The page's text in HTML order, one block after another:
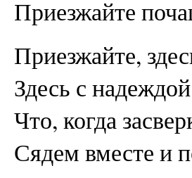
Приезжайте
Приезжайте,
Здесь с
Что, когда
Сядем вместе и